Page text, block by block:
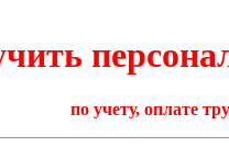
по учету, оплате